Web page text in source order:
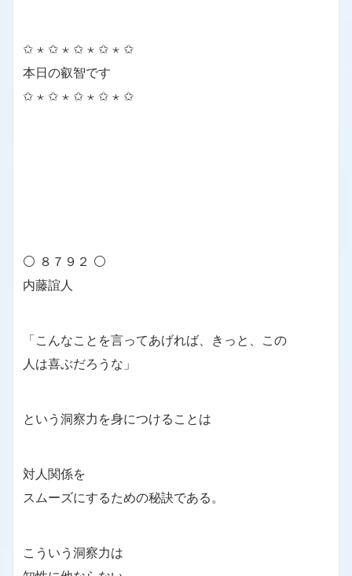
✩ ⋆ ✩ ⋆ ✩ ⋆ ✩ ⋆ ✩
本日の叡智です
✩ ⋆ ✩ ⋆ ✩ ⋆ ✩ ⋆ ✩
⚪ ８７９２ ⚪
内藤誼人
「こんなことを言ってあげれば、きっと、この
人は喜ぶだろうな」
という洞察力を身につけることは
対人関係を
スムーズにするための秘訣である。
こういう洞察力は